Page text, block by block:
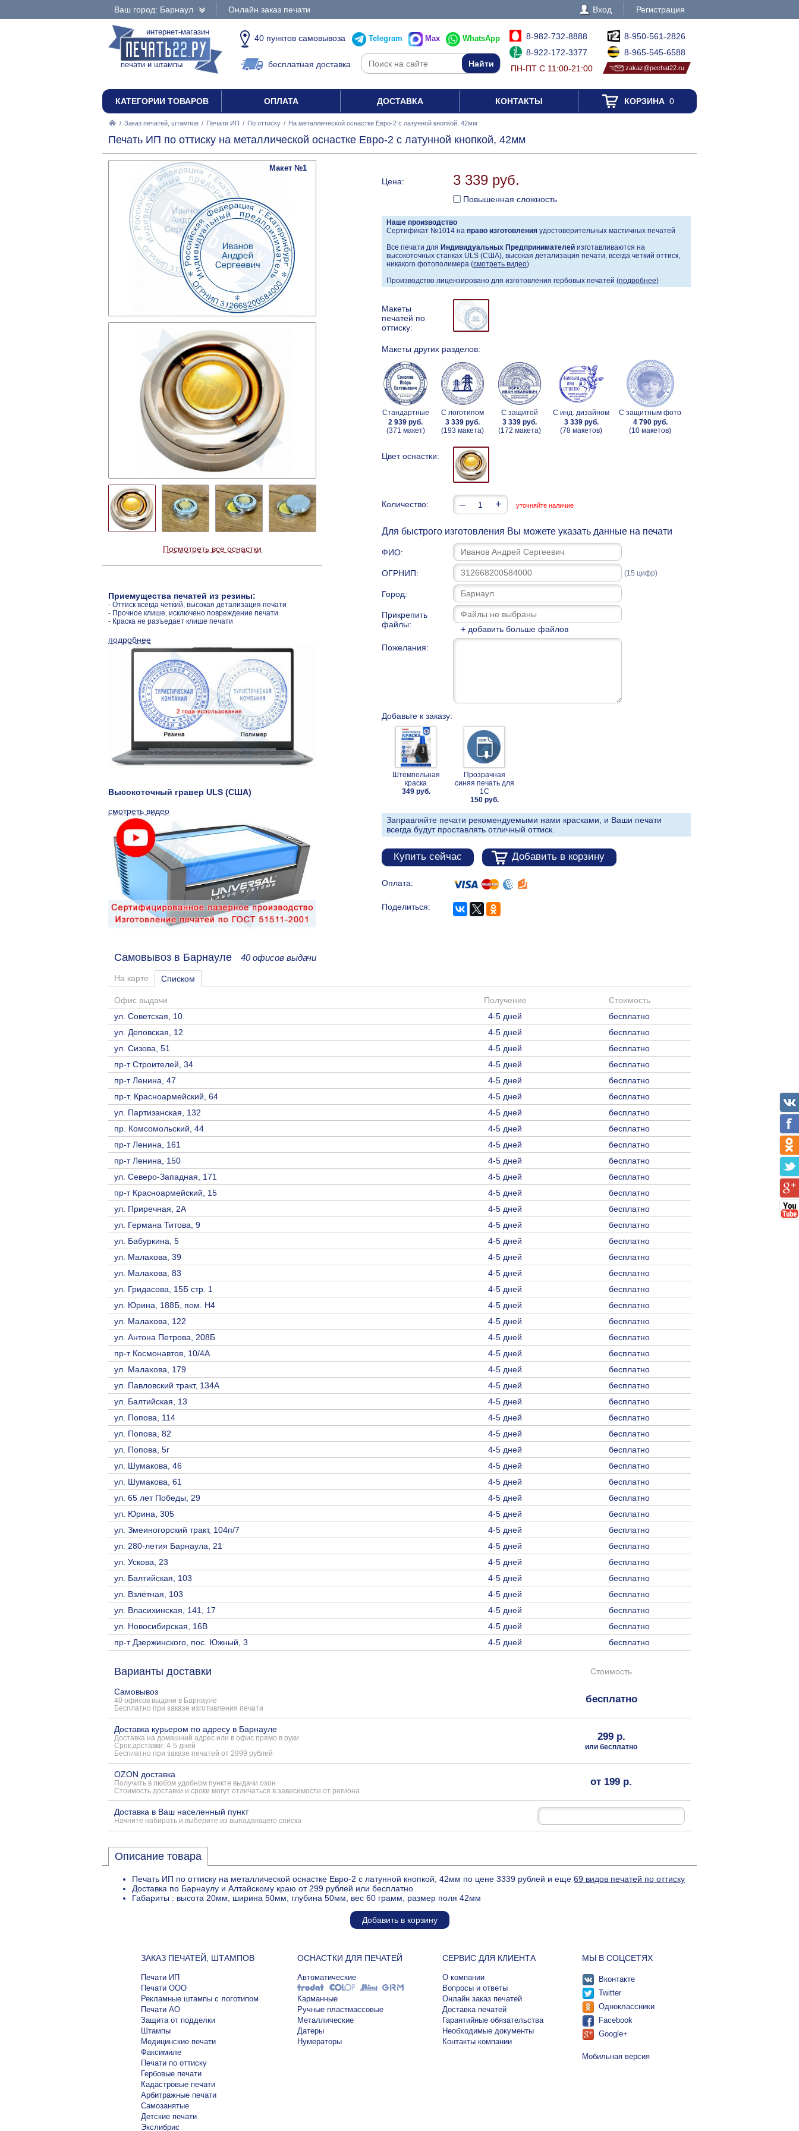
Ваш город: Барнаул Онлайн заказ печати Вход Регистрация
интернет-магазин
печати и штампы
40 пунктов самовывоза
бесплатная доставка
Telegram Max WhatsApp
8-982-732-8888
8-922-172-3377
ПН-ПТ С 11:00-21:00
8-950-561-2826
8-965-545-6588
zakaz@pechat22.ru
КАТЕГОРИИ ТОВАРОВ ОПЛАТА ДОСТАВКА КОНТАКТЫ КОРЗИНА0
/ Заказ печатей, штампов / Печати ИП / По оттиску / На металлической оснастке Евро-2 с латунной кнопкой, 42мм
Печать ИП по оттиску на металлической оснастке Евро-2 с латунной кнопкой, 42мм
Цена: 3 339 руб.
Повышенная сложность
Наше производство
Сертификат №1014 на право изготовления удостоверительных мастичных печатей
Все печати для Индивидуальных Предпринимателей изготавливаются на
высокоточных станках ULS (США), высокая детализация печати, всегда четкий оттиск,
никакого фотополимера (смотреть видео)
Производство лицензировано для изготовления гербовых печатей (подробнее)
Макеты
печатей по
оттиску:
Макеты других разделов:
Стандартные
2 939 руб.
(371 макет)
С логотипом
3 339 руб.
(193 макета)
С защитой
3 339 руб.
(172 макета)
С инд. дизайном
3 339 руб.
(78 макетов)
С защитным фото
4 790 руб.
(10 макетов)
Цвет оснастки:
Количество: – + уточняйте наличие
Для быстрого изготовления Вы можете указать данные на печати
ФИО:
ОГРНИП: (15 цифр)
Город:
Прикрепить
файлы:
+ добавить больше файлов
Пожелания:
Добавьте к заказу:
Штемпельная
краска
349 руб.
Прозрачная
синяя печать для
1С
150 руб.
Заправляйте печати рекомендуемыми нами красками, и Ваши печати
всегда будут проставлять отличный оттиск.
Купить сейчас Добавить в корзину
Оплата:
Поделиться:
Макет №1
Посмотреть все оснастки
Приемущества печатей из резины:
- Оттиск всегда четкий, высокая детализация печати
- Прочное клише, исключено повреждение печати
- Краска не разъедает клише печати
подробнее
Высокоточный гравер ULS (США)
смотреть видео
Самовывоз в Барнауле 40 офисов выдачи
На карте Списком
Офис выдачи Получение
Стоимость
ул. Советская, 10
4-5 дней
бесплатно
ул. Деповская, 12
4-5 дней
бесплатно
ул. Сизова, 51
4-5 дней
бесплатно
пр-т Строителей, 34
4-5 дней
бесплатно
пр-т Ленина, 47
4-5 дней
бесплатно
пр-т. Красноармейский, 64
4-5 дней
бесплатно
ул. Партизанская, 132
4-5 дней
бесплатно
пр. Комсомольский, 44
4-5 дней
бесплатно
пр-т Ленина, 161
4-5 дней
бесплатно
пр-т Ленина, 150
4-5 дней
бесплатно
ул. Северо-Западная, 171
4-5 дней
бесплатно
пр-т Красноармейский, 15
4-5 дней
бесплатно
ул. Приречная, 2A
4-5 дней
бесплатно
ул. Германа Титова, 9
4-5 дней
бесплатно
ул. Бабуркина, 5
4-5 дней
бесплатно
ул. Малахова, 39
4-5 дней
бесплатно
ул. Малахова, 83
4-5 дней
бесплатно
ул. Гридасова, 15Б стр. 1
4-5 дней
бесплатно
ул. Юрина, 188Б, пом. Н4
4-5 дней
бесплатно
ул. Малахова, 122
4-5 дней
бесплатно
ул. Антона Петрова, 208Б
4-5 дней
бесплатно
пр-т Космонавтов, 10/4A
4-5 дней
бесплатно
ул. Малахова, 179
4-5 дней
бесплатно
ул. Павловский тракт, 134А
4-5 дней
бесплатно
ул. Балтийская, 13
4-5 дней
бесплатно
ул. Попова, 114
4-5 дней
бесплатно
ул. Попова, 82
4-5 дней
бесплатно
ул. Попова, 5г
4-5 дней
бесплатно
ул. Шумакова, 46
4-5 дней
бесплатно
ул. Шумакова, 61
4-5 дней
бесплатно
ул. 65 лет Победы, 29
4-5 дней
бесплатно
ул. Юрина, 305
4-5 дней
бесплатно
ул. Змеиногорский тракт, 104п/7
4-5 дней
бесплатно
ул. 280-летия Барнаула, 21
4-5 дней
бесплатно
ул. Ускова, 23
4-5 дней
бесплатно
ул. Балтийская, 103
4-5 дней
бесплатно
ул. Взлётная, 103
4-5 дней
бесплатно
ул. Власихинская, 141, 17
4-5 дней
бесплатно
ул. Новосибирская, 16В
4-5 дней
бесплатно
пр-т Дзержинского, пос. Южный, 3
4-5 дней бесплатно
Варианты доставки Стоимость
Самовывоз
40 офисов выдачи в Барнауле
Бесплатно при заказе изготовления печати
бесплатно
Доставка курьером по адресу в Барнауле
Доставка на домашний адрес или в офис прямо в руки
Срок доставки: 4-5 дней
Бесплатно при заказе печатей от 2999 рублей
299 р.
или бесплатно
OZON доставка
Получить в любом удобном пункте выдачи озон
Стоимость доставки и сроки могут отличаться в зависимости от региона
от 199 р.
Доставка в Ваш населенный пункт
Начните набирать и выберите из выпадающего списка
Описание товара
Печать ИП по оттиску на металлической оснастке Евро-2 с латунной кнопкой, 42мм по цене 3339 рублей и еще 69 видов печатей по оттиску
Доставка по Барнаулу и Алтайскому краю от 299 рублей или бесплатно
Габариты : высота 20мм, ширина 50мм, глубина 50мм, вес 60 грамм, размер поля 42мм
Добавить в корзину
ЗАКАЗ ПЕЧАТЕЙ, ШТАМПОВ
Печати ИП
Печати ООО
Рекламные штампы с логотипом
Печати АО
Защита от подделки
Штампы
Медицинские печати
Факсимиле
Печати по оттиску
Гербовые печати
Кадастровые печати
Арбитражные печати
Самозанятые
Детские печати
Экслибрис
ОСНАСТКИ ДЛЯ ПЕЧАТЕЙ
Автоматические
Карманные
Ручные пластмассовые
Металлические
Датеры
Нумераторы
СЕРВИС ДЛЯ КЛИЕНТА
О компании
Вопросы и ответы
Онлайн заказ печатей
Доставка печатей
Гарантийные обязательства
Необходимые документы
Контакты компании
МЫ В СОЦСЕТЯХ
Вконтакте
Twitter
Одноклассники
Facebook
Google+
Мобильная версия